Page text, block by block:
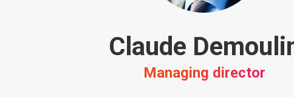
Claude
Managing director